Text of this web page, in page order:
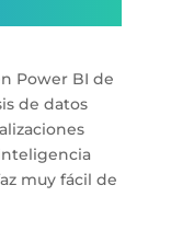
Power BI de
de datos
muy fácil de